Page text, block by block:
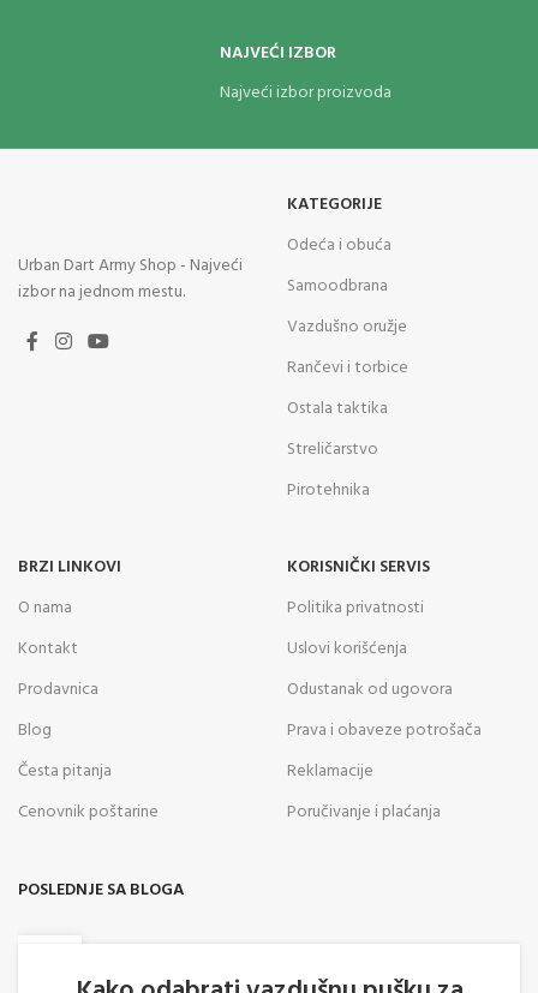
NAJVEĆI IZBOR
Najveći izbor proizvoda
Urban Dart Army Shop - Najveći
izbor na jednom mestu.
KATEGORIJE
Odeća i obuća
Samoodbrana
Vazdušno oružje
Rančevi i torbice
Ostala taktika
Streličarstvo
Pirotehnika
BRZI LINKOVI
O nama
Kontakt
Prodavnica
Blog
Česta pitanja
Cenovnik poštarine
KORISNIČKI SERVIS
Politika privatnosti
Uslovi korišćenja
Odustanak od ugovora
Prava i obaveze potrošača
Reklamacije
Poručivanje i plaćanja
POSLEDNJE SA BLOGA